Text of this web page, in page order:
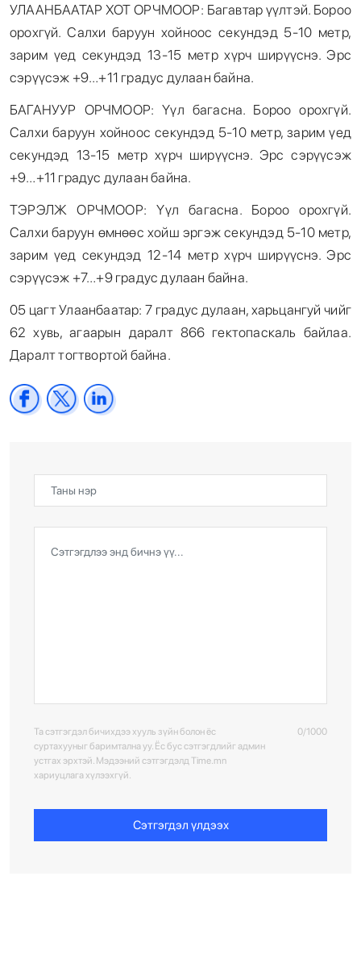
УЛААНБААТАР ХОТ ОРЧМООР: Багавтар үүлтэй. Бороо
орохгүй. Салхи баруун хойноос секундэд 5-10 метр,
зарим үед секундэд 13-15 метр хүрч ширүүснэ. Эрс
сэрүүсэж +9…+11 градус дулаан байна.
БАГАНУУР ОРЧМООР: Үүл багасна. Бороо орохгүй.
Салхи баруун хойноос секундэд 5-10 метр, зарим үед
секундэд 13-15 метр хүрч ширүүснэ. Эрс сэрүүсэж
+9…+11 градус дулаан байна.
ТЭРЭЛЖ ОРЧМООР: Үүл багасна. Бороо орохгүй.
Салхи баруун өмнөөс хойш эргэж секундэд 5-10 метр,
зарим үед секундэд 12-14 метр хүрч ширүүснэ. Эрс
сэрүүсэж +7…+9 градус дулаан байна.
05 цагт Улаанбаатар: 7 градус дулаан, харьцангуй чийг
62 хувь, агаарын даралт 866 гектопаскаль байлаа.
Даралт тогтвортой байна.
Та сэтгэгдэл бичихдээ хууль зүйн болон ёс
суртахууныг баримтална уу. Ёс бус сэтгэгдлийг админ
устгах эрхтэй. Мэдээний сэтгэгдэлд Time.mn
хариуцлага хүлээхгүй.
0/1000
Сэтгэгдэл үлдээх